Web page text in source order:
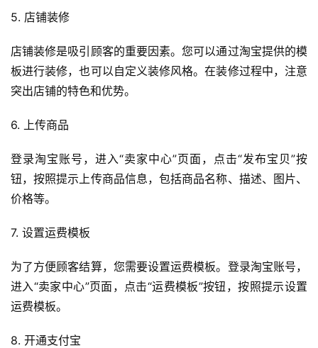
5. 店铺装修
店铺装修是吸引顾客的重要因素。您可以通过淘宝提供的模
板进行装修，也可以自定义装修风格。在装修过程中，注意
突出店铺的特色和优势。
6. 上传商品
登录淘宝账号，进入“卖家中心”页面，点击“发布宝贝”按
钮，按照提示上传商品信息，包括商品名称、描述、图片、
价格等。
7. 设置运费模板
为了方便顾客结算，您需要设置运费模板。登录淘宝账号，
进入“卖家中心”页面，点击“运费模板”按钮，按照提示设置
运费模板。
8. 开通支付宝